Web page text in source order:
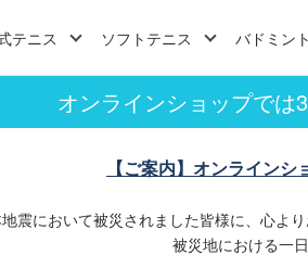
テニス ソフトテニス バドミン
オンラインショップでは
【ご案内】オンライン
震において被災されました皆様に、心よ
被災地における一